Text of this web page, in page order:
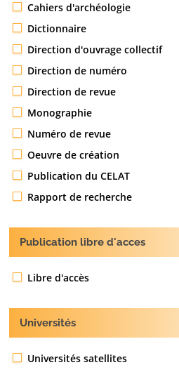
Cahiers d'archéologie
Dictionnaire
Direction d'ouvrage collectif
Direction de numéro
Direction de revue
Monographie
Numéro de revue
Oeuvre de création
Publication du CELAT
Rapport de recherche
Publication libre d'acces
Libre d'accès
Universités
Universités satellites